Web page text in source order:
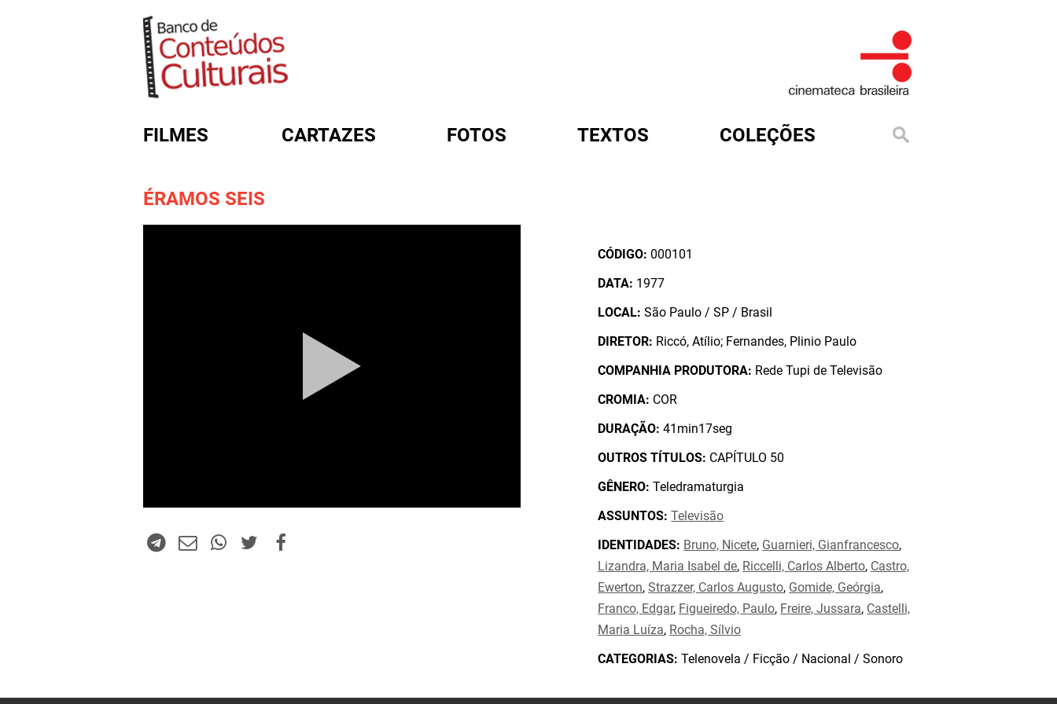
FILMES CARTAZES FOTOS TEXTOS COLEÇÕES
ÉRAMOS SEIS
CÓDIGO: 000101
DATA: 1977
LOCAL: São Paulo / SP / Brasil
DIRETOR: Riccó, Atílio; Fernandes, Plinio Paulo
COMPANHIA PRODUTORA: Rede Tupi de Televisão
CROMIA: COR
DURAÇÃO: 41min17seg
OUTROS TÍTULOS: CAPÍTULO 50
GÊNERO: Teledramaturgia
ASSUNTOS: Televisão
IDENTIDADES: Bruno, Nicete, Guarnieri, Gianfrancesco,
Lizandra, Maria Isabel de, Riccelli, Carlos Alberto, Castro,
Ewerton,Strazzer, Carlos Augusto, Gomide, Geórgia,
Franco, Edgar, Figueiredo, Paulo, Freire, Jussara, Castelli,
Maria Luíza, Rocha, Sílvio
CATEGORIAS: Telenovela / Ficção / Nacional / Sonoro